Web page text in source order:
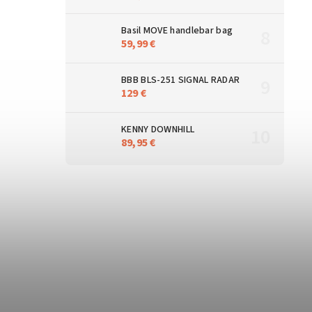
Basil MOVE handlebar bag
59,99 €
BBB BLS-251 SIGNAL RADAR
129 €
KENNY DOWNHILL
89,95 €